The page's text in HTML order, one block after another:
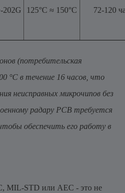
202G 125°С ≈ 150°С 72-120
(потребительская
°C в течение 16 часов, что
неисправных микрочипов без
радару PCB требуется
обеспечить его работу в
MIL-STD или AEC - это не